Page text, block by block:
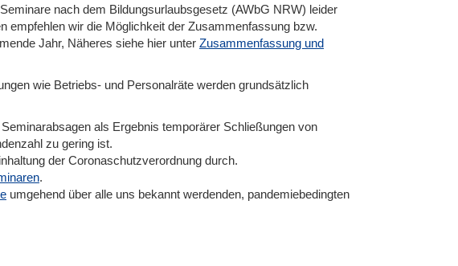
nach dem Bildungsurlaubsgesetz (AWbG NRW) leider
empfehlen wir die Möglichkeit der Zusammenfassung bzw.
Jahr, Näheres siehe hier unter Zusammenfassung und
wie Betriebs- und Personalräte werden grundsätzlich
als Ergebnis temporärer Schließungen von
zu gering ist.
der Coronaschutzverordnung durch.
.
umgehend über alle uns bekannt werdenden, pandemiebedingten